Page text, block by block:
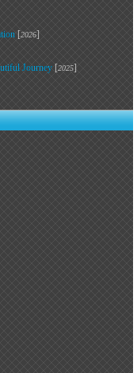
[2026]
Journey [2025]